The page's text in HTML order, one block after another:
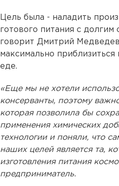
Цель была - наладить
готового питания с долгим
говорит Дмитрий
максимально
еде.
«Еще мы не хотели
консерванты, поэтому
которая позволила бы
применения химических
технологии и поняли, что
наших целей является та,
изготовления питания
предприниматель.